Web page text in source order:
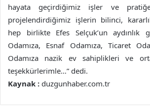
hayata geçirdiğimiz işler ve
projelendirdiğimiz işlerin bilinci,
hep birlikte Efes Selçuk’un aydınlık
Odamıza, Esnaf Odamıza, Ticaret
Odamıza nazik ev sahiplikleri ve
teşekkürlerimle…” dedi.
Kaynak : duzgunhaber.com.tr